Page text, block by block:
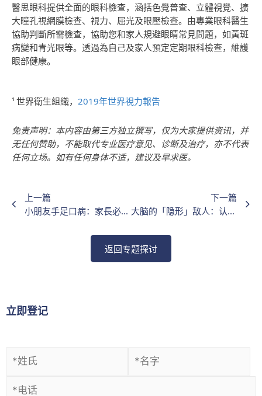
醫思眼科提供全面的眼科檢查，涵括色覺普查、立體視覺、擴
大瞳孔視網膜檢查、視力、屈光及眼壓檢查。 由專業眼科醫生
協助判斷所需檢查，協助您和家人規避眼睛常見問題，如黃斑
病變和青光眼等。透過為自己及家人預定定期眼科檢查，維護
眼部健康。
¹世界衛生組織， 2019年世界視力報告
免责声明：本内容由第三方独立撰写，仅为大家提供资讯，并
无任何赞助，不能取代专业医疗意见、诊断及治疗，亦不代表
任何立场。如有任何身体不适，建议及早求医。
上一篇
小朋友手足口病：家長必知的5大預防方法
下一篇
大脑的「隐形」敌人：认知障碍症成因及风险
返回专题探讨
立即登记